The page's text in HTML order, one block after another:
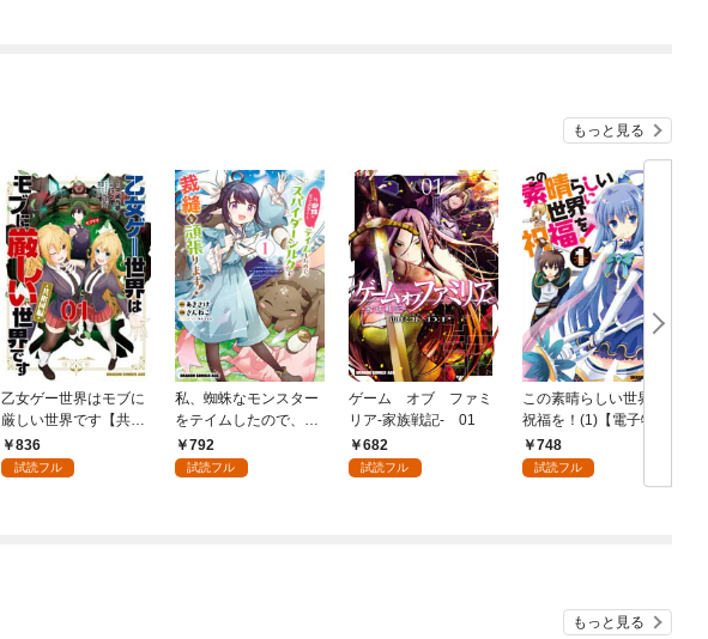
もっと見る
乙女ゲー世界はモブに
厳しい世界です【共和
国編】 ０１
836
試読フル
私、蜘蛛なモンスター
をテイムしたので、ス
パイダーシルクで裁縫
を頑張ります！ 1
792
試読フル
ゲーム オブ ファミ
リア-家族戦記- 01
682
試読フル
この素晴らしい世界に
祝福を！(1)【電子特別
版】748
試読フル
もっと見る